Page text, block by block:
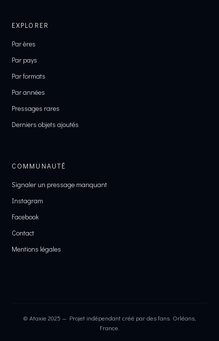
EXPLORER
Par ères
Par pays
Par formats
Par années
Pressages rares
Derniers objets ajoutés
COMMUNAUTÉ
Signaler un pressage manquant
Instagram
Facebook
Contact
Mentions légales
© Ataxie 2025 — Projet indépendant créé par des fans. Orléans,
France.